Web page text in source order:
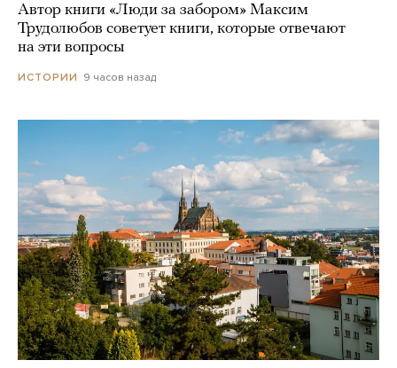
Автор книги «Люди за забором» Максим
Трудолюбов советует книги, которые отвечают
на эти вопросы
ИСТОРИИ 9 часов назад